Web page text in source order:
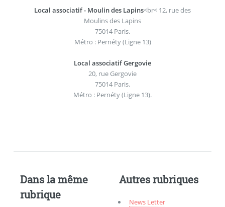
Local associatif - Moulin des Lapins<br< 12, rue des
Moulins des Lapins
75014 Paris.
Métro : Pernéty (Ligne 13)
Local associatif Gergovie
20, rue Gergovie
75014 Paris.
Métro : Pernéty (Ligne 13).
Dans la même
rubrique
Autres rubriques
News Letter